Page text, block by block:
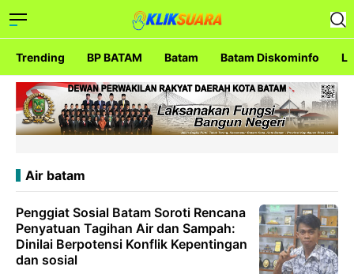
Trending BP BATAM Batam Batam Diskominfo
Air batam
Penggiat Sosial Batam Soroti Rencana
Penyatuan Tagihan Air dan Sampah:
Dinilai Berpotensi Konflik Kepentingan
dan sosial